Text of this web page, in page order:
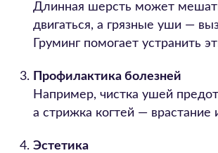
Длинная шерсть может
двигаться, а грязные уши —
Груминг помогает устранить
Профилактика болезней
Например, чистка ушей
а стрижка когтей — врастание
Эстетика